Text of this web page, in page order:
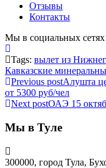
Отзывы
Контакты
Мы в социальных сетях
Tags: вылет из
Кавказские
Previous postАлушта
от 5300 руб/чел
Next postОАЭ 15
Мы в Туле
300000, город Тула,